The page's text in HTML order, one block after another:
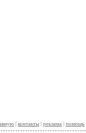
| контакты | реклама | помощь